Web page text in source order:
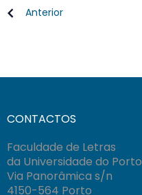
Anterior
CONTACTOS
Faculdade de Letras
da Universidade do Porto
Via Panorâmica s/n
4150-564 Porto